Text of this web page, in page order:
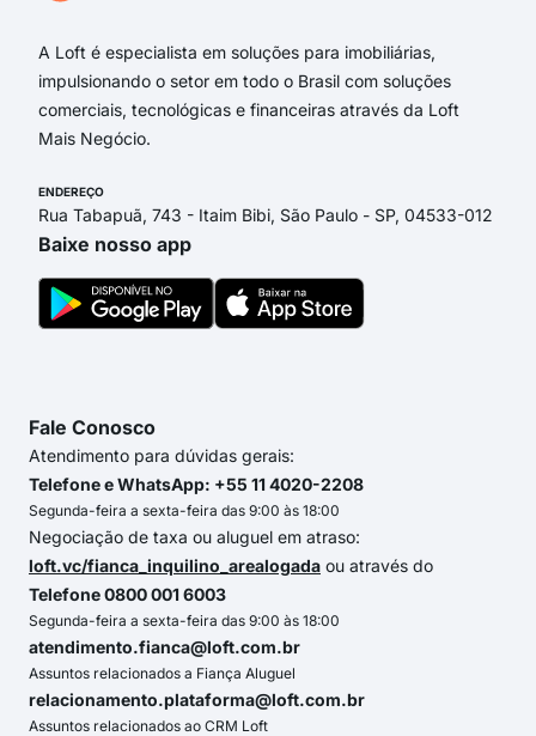
A Loft é especialista em soluções para imobiliárias,
impulsionando o setor em todo o Brasil com soluções
comerciais, tecnológicas e financeiras através da Loft
Mais Negócio.
ENDEREÇO
Rua Tabapuã, 743 - Itaim Bibi, São Paulo - SP, 04533-012
Baixe nosso app
Fale Conosco
Atendimento para dúvidas gerais:
Telefone e WhatsApp: +55 11 4020-2208
Segunda-feira a sexta-feira das 9:00 às 18:00
Negociação de taxa ou aluguel em atraso:
loft.vc/fianca_inquilino_arealogada ou através do
Telefone 0800 001 6003
Segunda-feira a sexta-feira das 9:00 às 18:00
atendimento.fianca@loft.com.br
Assuntos relacionados a Fiança Aluguel
relacionamento.plataforma@loft.com.br
Assuntos relacionados ao CRM Loft